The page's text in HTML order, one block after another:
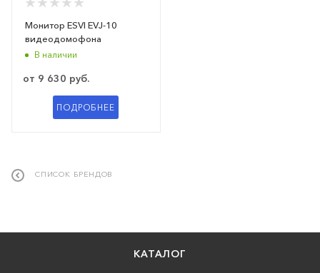
Монитор ESVI EVJ-10
видеодомофона
В наличии
от 9 630 руб.
ПОДРОБНЕЕ
СПИСОК БРЕНДОВ
КАТАЛОГ